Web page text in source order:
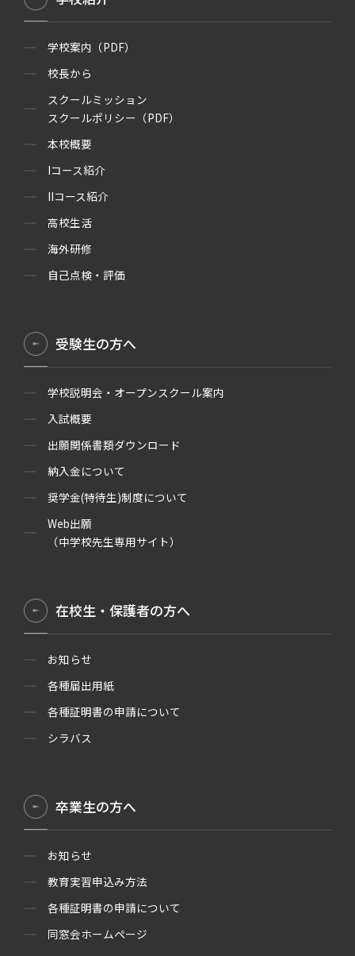
学校案内（PDF）
校長から
スクールミッション
スクールポリシー（PDF）
本校概要
Iコース紹介
IIコース紹介
高校生活
海外研修
自己点検・評価
受験生の方へ
学校説明会・オープンスクール案内
入試概要
出願関係書類ダウンロード
納入金について
奨学金(特待生)制度について
Web出願
（中学校先生専用サイト）
在校生・保護者の方へ
お知らせ
各種届出用紙
各種証明書の申請について
シラバス
卒業生の方へ
お知らせ
教育実習申込み方法
各種証明書の申請について
同窓会ホームページ